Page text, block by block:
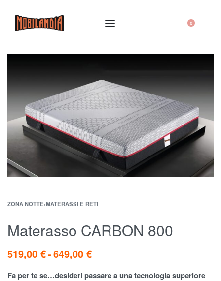
0
ZONA NOTTE›MATERASSI E RETI
Materasso CARBON 800
519,00 € 649,00 €
Fa per te se…desideri passare a una tecnologia superiore